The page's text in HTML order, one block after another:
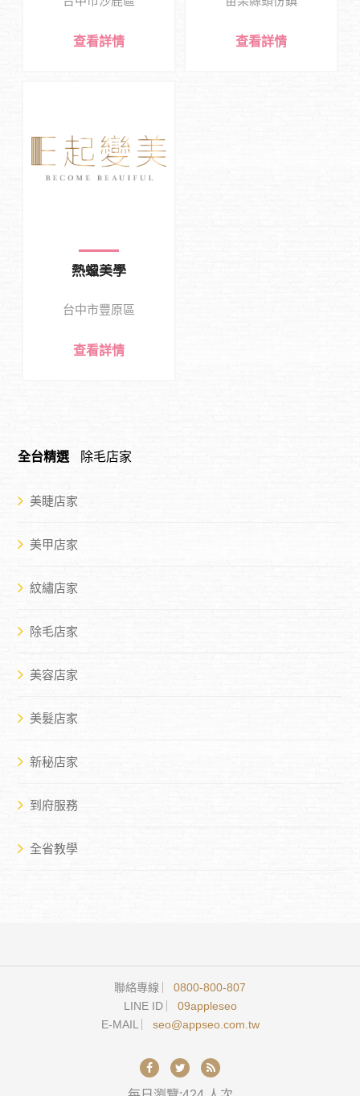
查看詳情 查看詳情
熱蠟美學
台中市豐原區
查看詳情
全台精選 除毛店家
美睫店家
美甲店家
紋繡店家
除毛店家
美容店家
美髮店家
新秘店家
到府服務
全省教學
聯絡專線 ︳ 0800-800-807
LINE ID ︳ 09appleseo
E-MAIL ︳ seo@appseo.com.tw